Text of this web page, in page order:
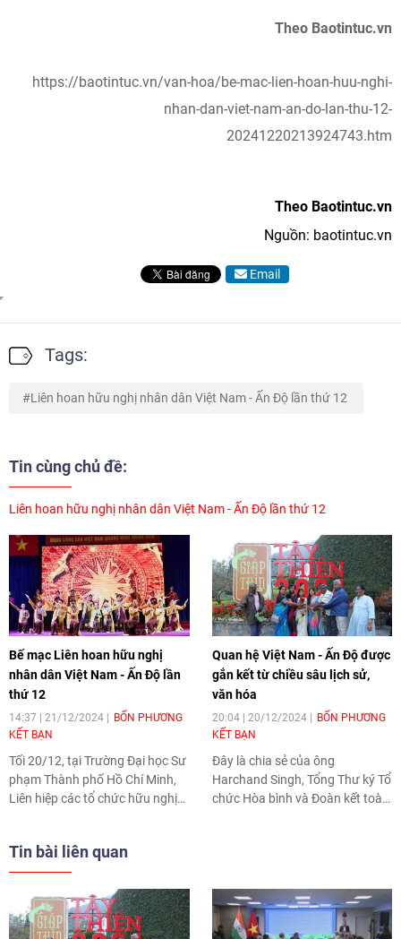
Theo Baotintuc.vn
https://baotintuc.vn/van-hoa/be-mac-lien-hoan-huu-nghi-
nhan-dan-viet-nam-an-do-lan-thu-12-
20241220213924743.htm
Theo Baotintuc.vn
Nguồn: baotintuc.vn
Email
Tags:
Liên hoan hữu nghị nhân dân Việt Nam - Ấn Độ lần thứ 12 ​​​
Tin cùng chủ đề:
Liên hoan hữu nghị nhân dân Việt Nam - Ấn Độ lần thứ 12
Bế mạc Liên hoan hữu nghị
nhân dân Việt Nam - Ấn Độ lần
thứ 12
14:37 | 21/12/2024
BỐN PHƯƠNG
KẾT BẠN
Tối 20/12, tại Trường Đại học Sư
phạm Thành phố Hồ Chí Minh,
Liên hiệp các tổ chức hữu nghị
Chí Minh và Tổ chức Hòa bình và
Đoàn kết toàn Ấn (AIPSO) phối
hợp tổ chức bế mạc chương
trình “Liên hoan hữu nghị nhân
dân Việt Nam - Ấn Độ” lần thứ 12
Quan hệ Việt Nam - Ấn Độ được
gắn kết từ chiều sâu lịch sử,
văn hóa
20:04 | 20/12/2024
BỐN PHƯƠNG
KẾT BẠN
Đây là chia sẻ của ông
Harchand Singh, Tổng Thư ký Tổ
chức Hòa bình và Đoàn kết toàn
Nam - Ấn Độ lần thứ 12. Ông
bày tỏ cảm nhận về liên kết lịch
sử và văn hóa giữa Việt Nam và
Tin bài liên quan